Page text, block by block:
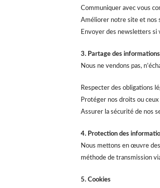
Communiquer avec vous
Améliorer notre site et nos
Envoyer des newsletters si
3. Partage des informations
Nous ne vendons pas,
Respecter des obligations
Protéger nos droits ou ceux
Assurer la sécurité de nos
4. Protection des
Nous mettons en œuvre
méthode de transmission
5. Cookies